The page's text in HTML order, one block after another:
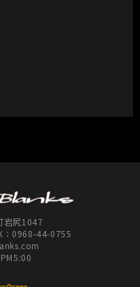
岩尻1047
：0968-44-0755